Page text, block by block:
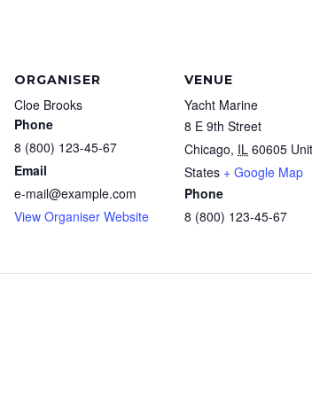
ORGANISER
Cloe Brooks
Phone
8 (800) 123-45-67
Email
e-mail@example.com
View Organiser Website
VENUE
Yacht Marine
8 E 9th Street
Chicago, IL 60605
States + Google Map
Phone
8 (800) 123-45-67